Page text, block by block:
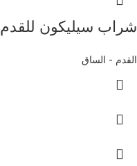
شراب سيليكون للقدم
القدم - الساق